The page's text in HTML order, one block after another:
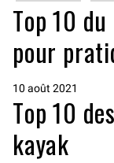
Top 10
pour
10 août 2021
Top 10
kayak